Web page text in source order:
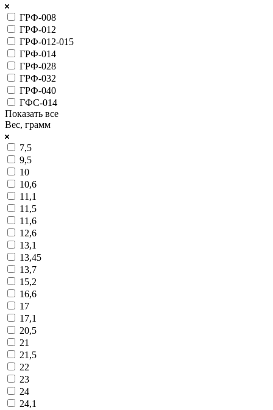
ГРФ-008
ГРФ-012
ГРФ-012-015
ГРФ-014
ГРФ-028
ГРФ-032
ГРФ-040
ГФС-014
Показать все
Вес, грамм
7,5
9,5
10
10,6
11,1
11,5
11,6
12,6
13,1
13,45
13,7
15,2
16,6
17
17,1
20,5
21
21,5
22
23
24
24,1